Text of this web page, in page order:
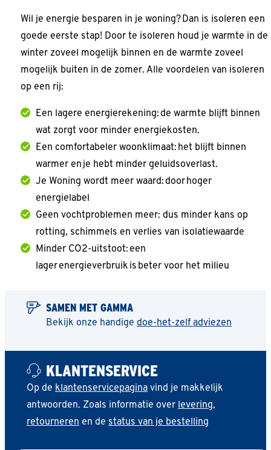
Wil je energie besparen in je woning? Dan is isoleren een
goede eerste stap! Door te isoleren houd je warmte in de
winter zoveel mogelijk binnen en de warmte zoveel
mogelijk buiten in de zomer. Alle voordelen van isoleren
op een rij:
Een lagere energierekening: de warmte blijft binnen
wat zorgt voor minder energiekosten.
Een comfortabeler woonklimaat: het blijft binnen
warmer en je hebt minder geluidsoverlast.
Je Woning wordt meer waard: door hoger
energielabel
Geen vochtproblemen meer: dus minder kans op
rotting, schimmels en verlies van isolatiewaarde
Minder CO2-uitstoot: een
lager energieverbruik is beter voor het milieu
SAMEN MET GAMMA
Bekijk onze handige doe-het-zelf adviezen
KLANTENSERVICE
Op de klantenservicepagina vind je makkelijk
antwoorden. Zoals informatie over levering,
retourneren en de status van je bestelling